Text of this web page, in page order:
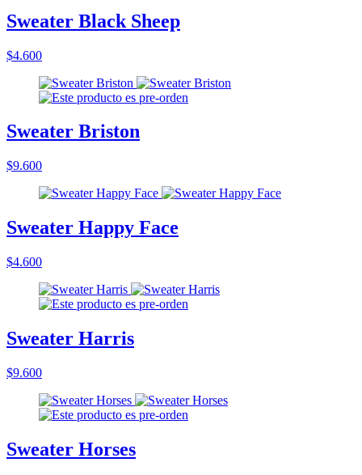
Sweater Black Sheep
$4.600
Sweater Briston
$9.600
Sweater Happy Face
$4.600
Sweater Harris
$9.600
Sweater Horses